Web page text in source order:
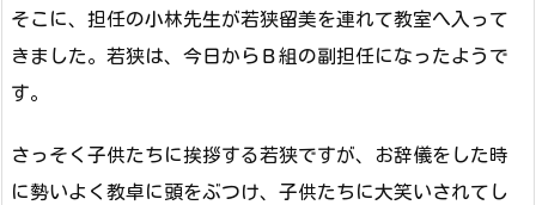
そこに、担任の小林先生が若狭留美を連れて教室へ入って
きました。若狭は、今日からＢ組の副担任になったようで
す。
さっそく子供たちに挨拶する若狭ですが、お辞儀をした時
に勢いよく教卓に頭をぶつけ、子供たちに大笑いされてし